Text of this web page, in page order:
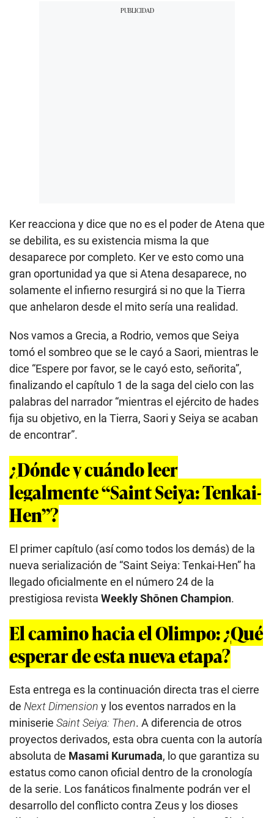
Ker reacciona y dice que no es el poder de Atena que
se debilita, es su existencia misma la que
desaparece por completo. Ker ve esto como una
gran oportunidad ya que si Atena desaparece, no
solamente el infierno resurgirá si no que la Tierra
que anhelaron desde el mito sería una realidad.
Nos vamos a Grecia, a Rodrio, vemos que Seiya
tomó el sombreo que se le cayó a Saori, mientras le
dice “Espere por favor, se le cayó esto, señorita”,
finalizando el capítulo 1 de la saga del cielo con las
palabras del narrador “mientras el ejército de hades
fija su objetivo, en la Tierra, Saori y Seiya se acaban
de encontrar”.
¿Dónde y cuándo leer
legalmente “Saint Seiya: Tenkai-
Hen”?
El primer capítulo (así como todos los demás) de la
nueva serialización de “Saint Seiya: Tenkai-Hen” ha
llegado oficialmente en el número 24 de la
prestigiosa revista Weekly Shōnen Champion.
El camino hacia el Olimpo: ¿Qué
esperar de esta nueva etapa?
Esta entrega es la continuación directa tras el cierre
de Next Dimension y los eventos narrados en la
miniserie Saint Seiya: Then. A diferencia de otros
proyectos derivados, esta obra cuenta con la autoría
absoluta de Masami Kurumada, lo que garantiza su
estatus como canon oficial dentro de la cronología
de la serie. Los fanáticos finalmente podrán ver el
desarrollo del conflicto contra Zeus y los dioses